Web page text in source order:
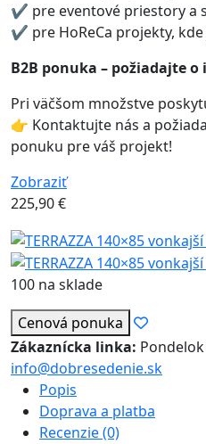
✔ pre eventové priestory a
✔ pre HoReCa projekty,
B2B ponuka – požiadajte
Pri väčšom množstve
👉 Kontaktujte nás a
ponuku pre váš projekt!
Zobraziť
225,90€
100 na sklade
Cenová ponuka
Zákaznícka linka:
info@dobresedenie.sk
Popis
Doprava a platba
Recenzie (0)